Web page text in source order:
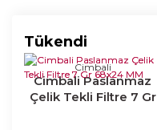
Tükendi
Cimbali
Cimbali Paslanmaz
Çelik Tekli Filtre 7 Gr